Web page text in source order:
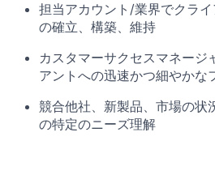
担当アカウント/業界でクラ
の確立、構築、維持
カスタマーサクセスマネージ
アントへの迅速かつ細やかな
競合他社、新製品、市場の状
の特定のニーズ理解